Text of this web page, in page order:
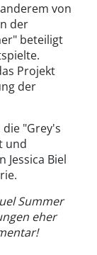
von
der
beteiligt
Projekt
der
"Grey's
und
Jessica Biel
Summer
eher